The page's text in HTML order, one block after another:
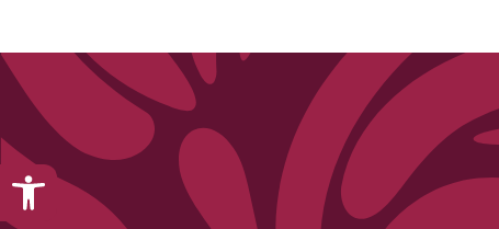
Open toolbar